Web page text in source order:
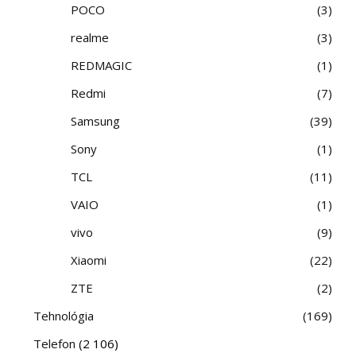
POCO
3
realme
3
REDMAGIC
1
Redmi
7
Samsung
39
Sony
1
TCL
11
VAIO
1
vivo
9
Xiaomi
22
ZTE
2
Tehnológia
169
Telefon (2 106)